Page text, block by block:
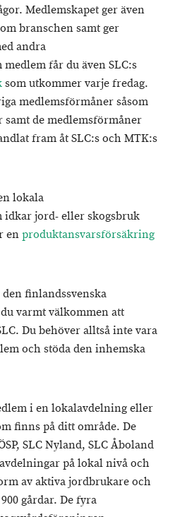
Medlemskapet ger även
branschen samt ger
andra
får du även SLC:s
som utkommer varje fredag.
medlemsförmåner såsom
de medlemsförmåner
fram åt SLC:s och MTK:s
lokala
jord- eller skogsbruk
enproduktansvarsförsäkring
finlandssvenska
varmt välkommen att
Du behöver alltså inte vara
och stöda den inhemska
i en lokalavdelning eller
finns på ditt område. De
SLC Nyland, SLC Åboland
på lokal nivå och
av aktiva jordbrukare och
gårdar. De fyra